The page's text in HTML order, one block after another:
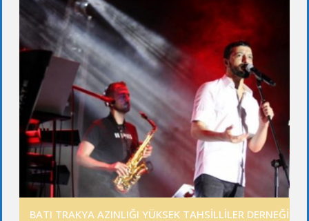
BATI TRAKYA AZINLIĞI YÜKSEK TAHSİLLİLER DERNEĞİ